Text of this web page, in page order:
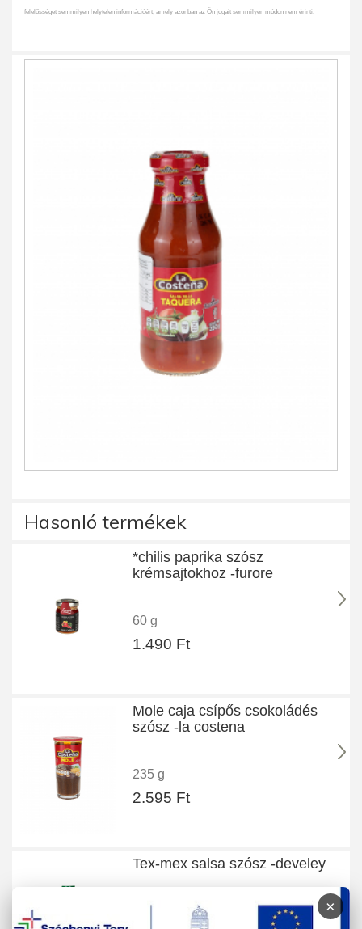
felelősséget semmilyen helytelen információért, amely azonban az Ön jogait semmilyen módon nem érinti.
Hasonló termékek
*chilis paprika szósz
krémsajtokhoz -furore
60 g
1.490 Ft
Mole caja csípős csokoládés
szósz -la costena
235 g
2.595 Ft
Tex-mex salsa szósz -develey
×